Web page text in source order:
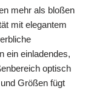
mehr als bloßen
mit elegantem
ein einladendes,
optisch
Größen fügt